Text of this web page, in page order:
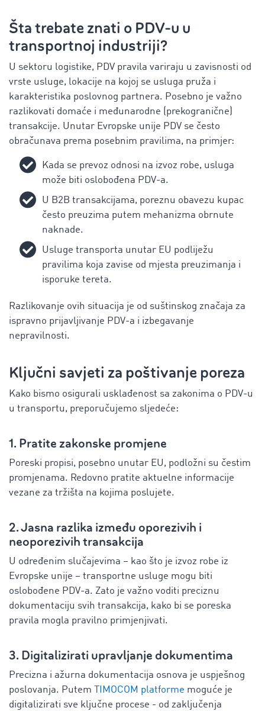
Šta trebate znati o PDV-u u
transportnoj industriji?
U sektoru logistike, PDV pravila variraju u zavisnosti od
vrste usluge, lokacije na kojoj se usluga pruža i
karakteristika poslovnog partnera. Posebno je važno
razlikovati domaće i međunarodne (prekogranične)
transakcije. Unutar Evropske unije PDV se često
obračunava prema posebnim pravilima, na primjer:
Kada se prevoz odnosi na izvoz robe, usluga
može biti oslobođena PDV-a.
U B2B transakcijama, poreznu obavezu kupac
često preuzima putem mehanizma obrnute
naknade.
Usluge transporta unutar EU podliježu
pravilima koja zavise od mjesta preuzimanja i
isporuke tereta.
Razlikovanje ovih situacija je od suštinskog značaja za
ispravno prijavljivanje PDV-a i izbegavanje
nepravilnosti.
Ključni savjeti za poštivanje poreza
Kako bismo osigurali usklađenost sa zakonima o PDV-u
u transportu, preporučujemo sljedeće:
1. Pratite zakonske promjene
Poreski propisi, posebno unutar EU, podložni su čestim
promjenama. Redovno pratite aktuelne informacije
vezane za tržišta na kojima poslujete.
2. Jasna razlika između oporezivih i
neoporezivih transakcija
U određenim slučajevima – kao što je izvoz robe iz
Evropske unije – transportne usluge mogu biti
oslobođene PDV-a. Zato je važno voditi preciznu
dokumentaciju svih transakcija, kako bi se poreska
pravila mogla pravilno primjenjivati.
3. Digitalizirati upravljanje dokumentima
Precizna i ažurna dokumentacija osnova je uspješnog
poslovanja. Putem
TIMOCOM platforme moguće je
digitalizirati sve ključne procese - od zaključenja